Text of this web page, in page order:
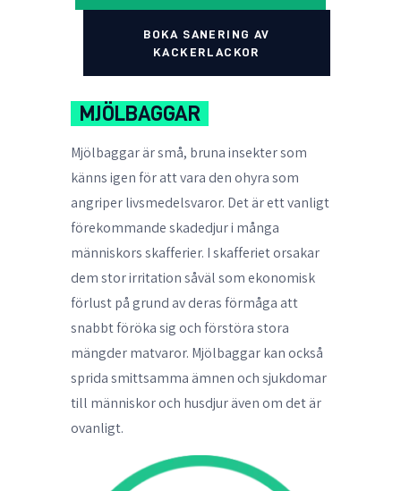
BOKA SANERING AV
KACKERLACKOR
MJÖLBAGGAR
Mjölbaggar är små, bruna insekter som
känns igen för att vara den ohyra som
angriper livsmedelsvaror. Det är ett vanligt
förekommande skadedjur i många
människors skafferier. I skafferiet orsakar
dem stor irritation såväl som ekonomisk
förlust på grund av deras förmåga att
snabbt föröka sig och förstöra stora
mängder matvaror. Mjölbaggar kan också
sprida smittsamma ämnen och sjukdomar
till människor och husdjur även om det är
ovanligt.